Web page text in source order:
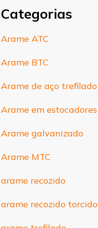
Categorias
Arame ATC
Arame BTC
Arame de aço trefilado
Arame em estocadores
Arame galvanizado
Arame MTC
arame recozido
arame recozido torcido